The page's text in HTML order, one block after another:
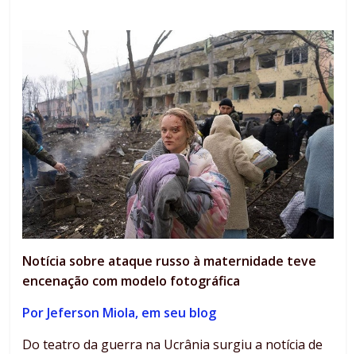
Notícia sobre ataque russo à maternidade teve
encenação com modelo fotográfica
Por Jeferson Miola, em seu blog
Do teatro da guerra na Ucrânia surgiu a notícia de